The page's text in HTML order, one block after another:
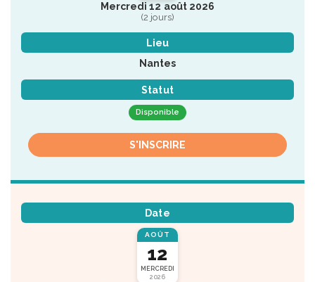
Mercredi 12 août 2026
(2 jours)
Lieu
Nantes
Statut
Disponible
S'INSCRIRE
Date
AOÛT
12
MERCREDI
2026